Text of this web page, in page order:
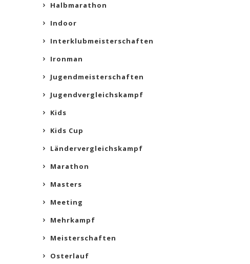
Halbmarathon
Indoor
Interklubmeisterschaften
Ironman
Jugendmeisterschaften
Jugendvergleichskampf
Kids
Kids Cup
Ländervergleichskampf
Marathon
Masters
Meeting
Mehrkampf
Meisterschaften
Osterlauf